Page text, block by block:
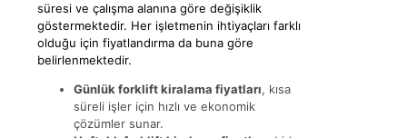
süresi ve çalışma alanına göre değişiklik
göstermektedir. Her işletmenin ihtiyaçları farklı
olduğu için fiyatlandırma da buna göre
belirlenmektedir.
Günlük forklift kiralama fiyatları, kısa
süreli işler için hızlı ve ekonomik
çözümler sunar.